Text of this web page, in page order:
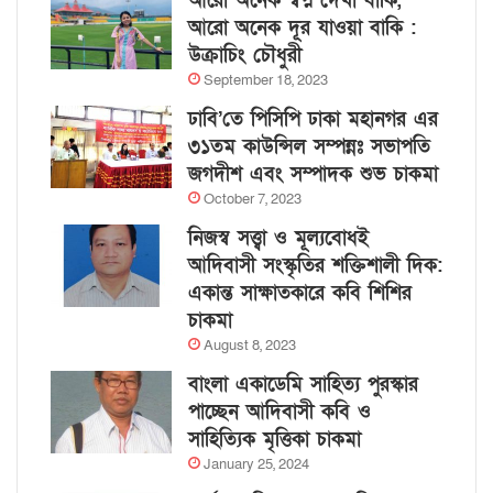
আরো অনেক দূর যাওয়া বাকি :
উক্রাচিং চৌধুরী
September 18, 2023
ঢাবি’তে পিসিপি ঢাকা মহানগর এর
৩১তম কাউন্সিল সম্পন্নঃ সভাপতি
জগদীশ এবং সম্পাদক শুভ চাকমা
October 7, 2023
নিজস্ব সত্ত্বা ও মূল্যবোধই
আদিবাসী সংস্কৃতির শক্তিশালী দিক:
একান্ত সাক্ষাতকারে কবি শিশির
চাকমা
August 8, 2023
বাংলা একাডেমি সাহিত্য পুরস্কার
পাচ্ছেন আদিবাসী কবি ও
সাহিত্যিক মৃত্তিকা চাকমা
January 25, 2024